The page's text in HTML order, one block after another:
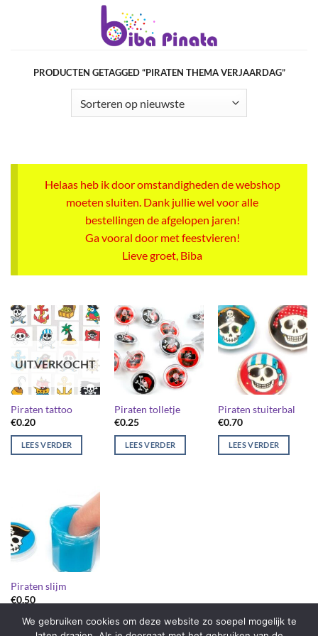
PRODUCTEN GETAGGED “PIRATEN THEMA VERJAARDAG”
Helaas heb ik door omstandigheden de webshop
moeten sluiten. Dank jullie wel voor alle
bestellingen de afgelopen jaren!
Ga vooral door met feestvieren!
Lieve groet, Biba
UITVERKOCHT
Piraten tattoo
€0.20
LEES VERDER
Piraten tolletje
€0.25
LEES VERDER
Piraten stuiterbal
€0.70
LEES VERDER
Piraten slijm
€0.50
LEES VERDER
We gebruiken cookies om deze website zo soepel mogelijk te